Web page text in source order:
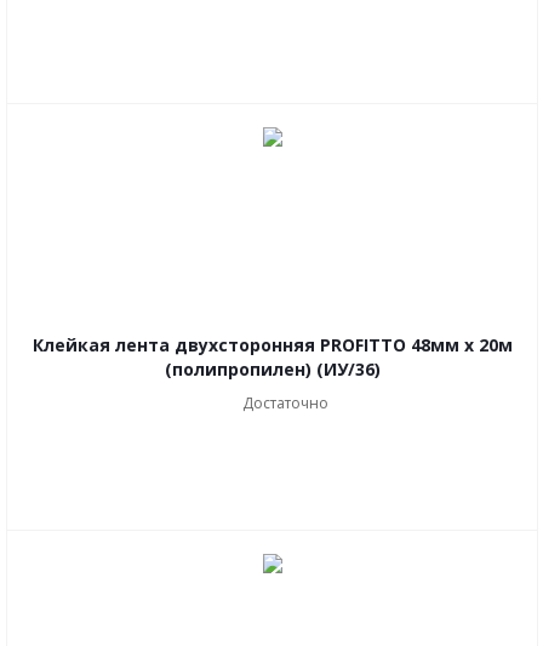
Клейкая лента двухсторонняя PROFITTO 48мм х 20м
(полипропилен) (ИУ/36)
Достаточно